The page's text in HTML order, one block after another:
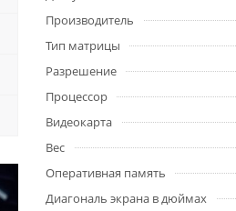
Производитель
Тип матрицы
Разрешение
Процессор
Видеокарта
Вес
Оперативная память
Диагональ экрана в дюймах